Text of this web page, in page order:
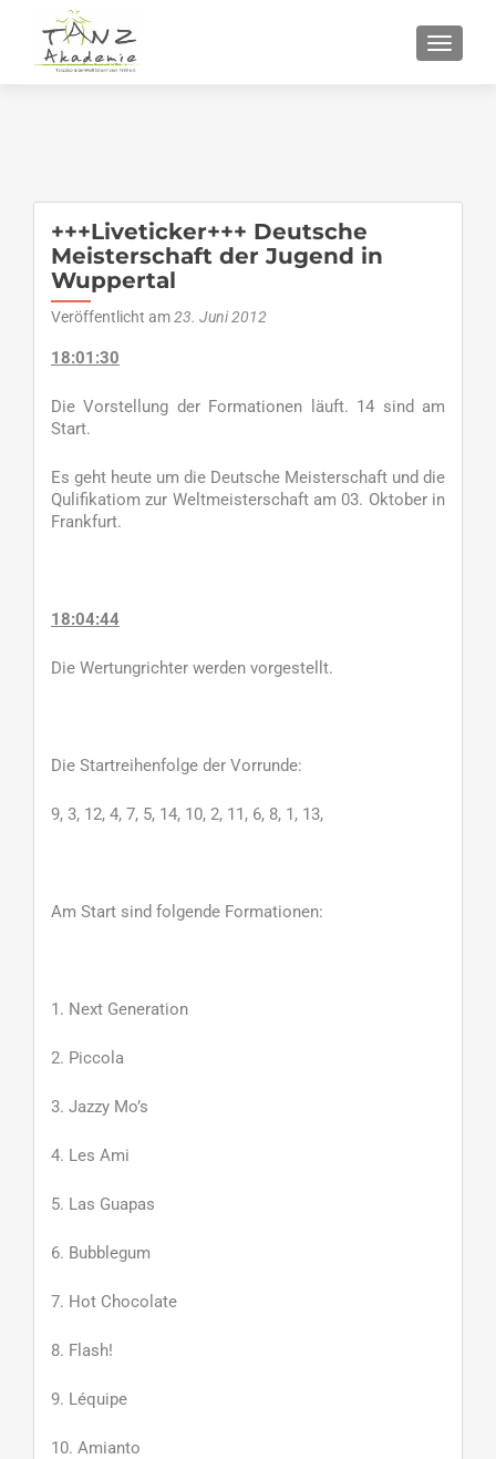
+++Liveticker+++ Deutsche
Meisterschaft der Jugend in
Wuppertal
Veröffentlicht am23. Juni 2012
18:01:30
Die Vorstellung der Formationen läuft. 14 sind am
Start.
Es geht heute um die Deutsche Meisterschaft und die
Qulifikatiom zur Weltmeisterschaft am 03. Oktober in
Frankfurt.
18:04:44
Die Wertungrichter werden vorgestellt.
Die Startreihenfolge der Vorrunde:
9, 3, 12, 4, 7, 5, 14, 10, 2, 11, 6, 8, 1, 13,
Am Start sind folgende Formationen:
1. Next Generation
2. Piccola
3. Jazzy Mo’s
4. Les Ami
5. Las Guapas
6. Bubblegum
7. Hot Chocolate
8. Flash!
9. Léquipe
10. Amianto